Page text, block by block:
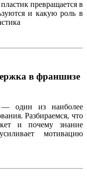
превращается в
и какую роль в
в франшизе
— один из наиболее
Разбираемся, что
и почему знание
мотивацию